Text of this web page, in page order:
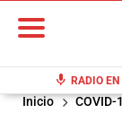
mic RADIO EN
Inicio COVID-